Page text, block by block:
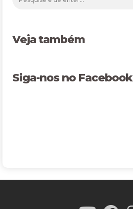
Veja também
Siga-nos no Facebook